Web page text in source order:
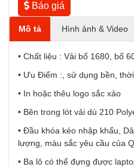
Báo giá
Mô tả Hình ảnh & Video
• Chất liệu : Vải bố 1680, bố
• Ưu Điểm :, sử dụng bền,
• In hoặc thêu logo sắc xảo
• Bên trong lót vải dù 210
• Đầu khóa kéo nhập khẩu,
lượng, màu sắc yêu cầu của
• Ba lô có thể đựng được